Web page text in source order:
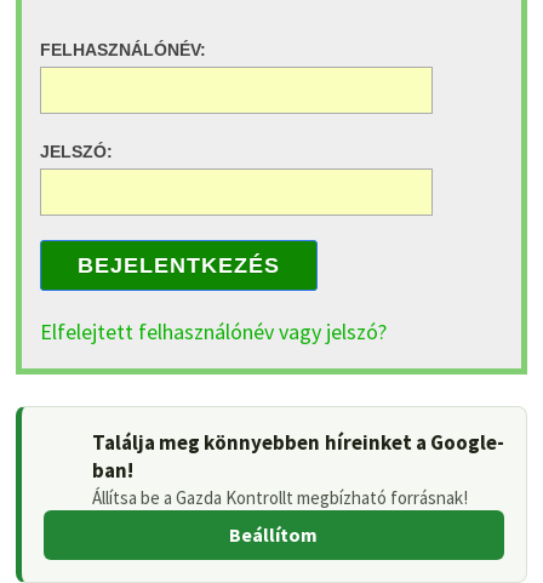
FELHASZNÁLÓNÉV:
JELSZÓ:
BEJELENTKEZÉS
Elfelejtett felhasználónév vagy jelszó?
Találja meg könnyebben híreinket a Google-
ban!
Állítsa be a Gazda Kontrollt megbízható forrásnak!
Beállítom